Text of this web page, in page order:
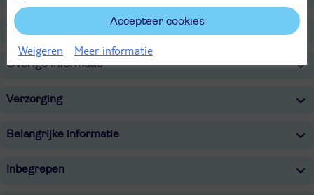
Voor de kinderen
Overige informatie
Verzorging
Belangrijke informatie
Inbegrepen
Accepteer cookies
Weigeren Meer informatie